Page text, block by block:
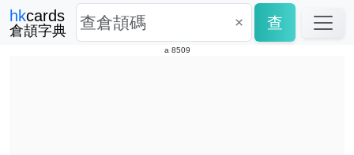
hkcards
倉頡字典 × 查
a 8509